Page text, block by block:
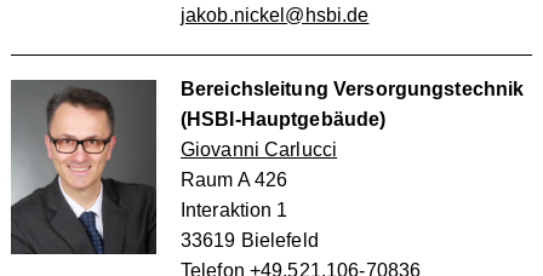
jakob.nickel@hsbi.de
Bereichsleitung Versorgungstechnik
(HSBI-Hauptgebäude)
Giovanni Carlucci
Raum A 426
Interaktion 1
33619 Bielefeld
Telefon +49.521.106-70836